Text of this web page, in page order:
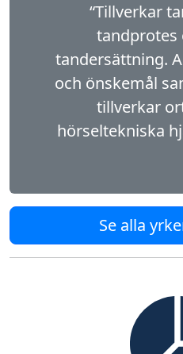
“Tillverkar
tandprotes
tandersättning.
och önskemål
tillverkar
hörseltekniska
Se alla